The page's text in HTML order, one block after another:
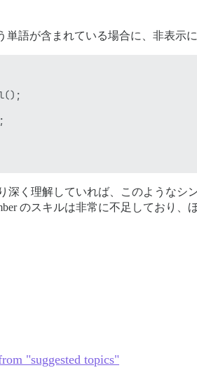
単語が含まれている場合に、非表示
深く理解していれば、このような
のスキルは非常に不足しており、
"suggested topics"